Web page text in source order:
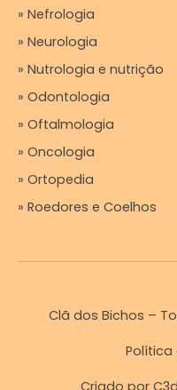
» Nefrologia
» Neurologia
» Nutrologia e nutrição
» Odontologia
» Oftalmologia
» Oncologia
» Ortopedia
» Roedores e Coelhos
Clã dos Bichos –
Política
Criado por